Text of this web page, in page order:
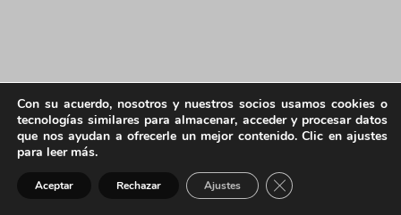
Con su acuerdo, nosotros y nuestros socios usamos cookies o
tecnologías similares para almacenar, acceder y procesar datos
que nos ayudan a ofrecerle un mejor contenido. Clic en ajustes
para leer más.
Aceptar Rechazar Ajustes Cerrar el banner de